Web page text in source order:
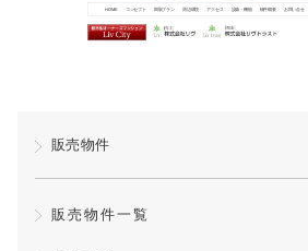
HOME コンセプト 間取プラン 周辺環境 アクセス 設備・機能 物件概要 お問い合せ
販売物件
販売物件一覧